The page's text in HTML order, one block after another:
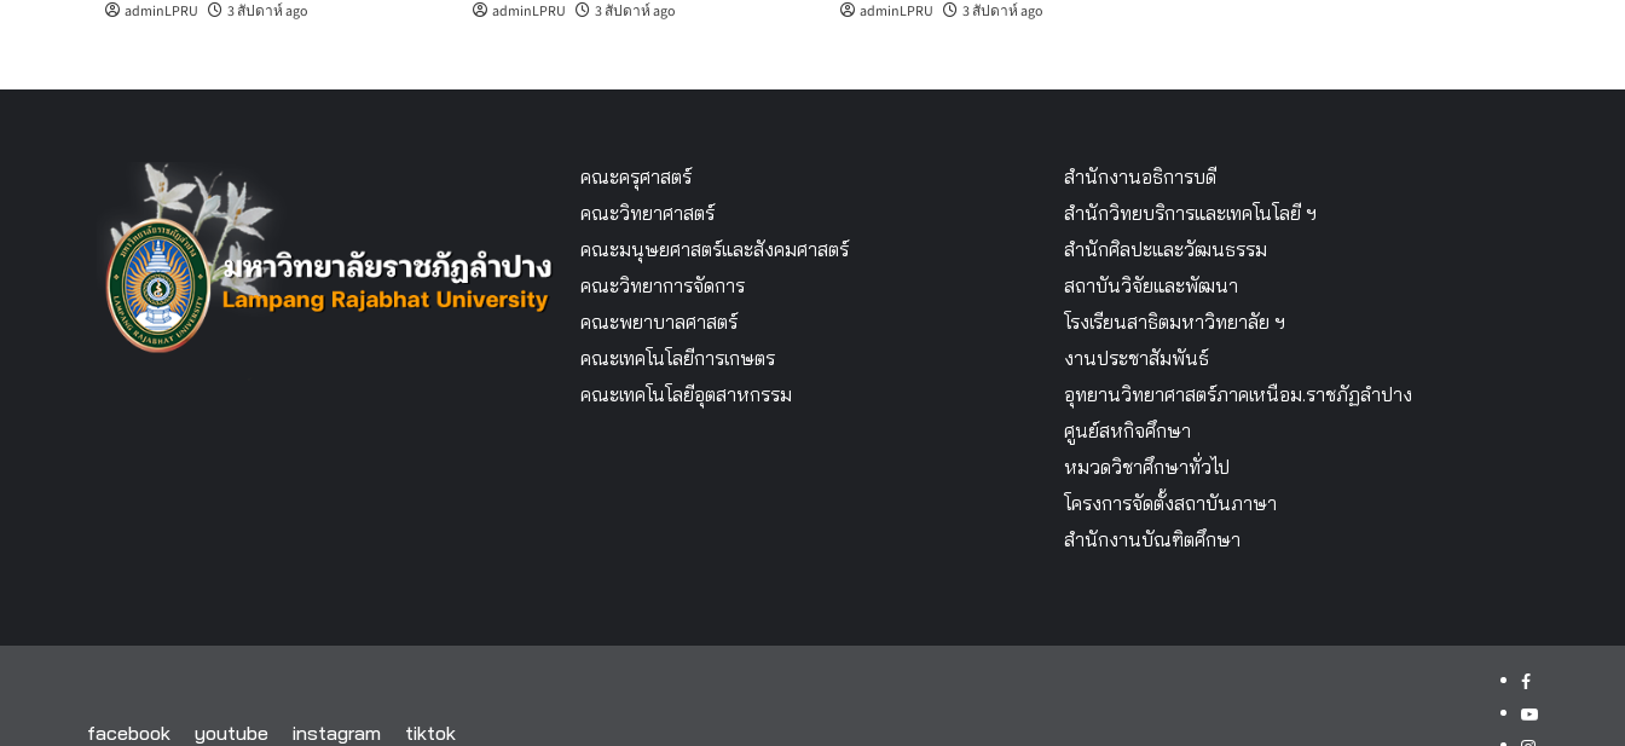
adminLPRU 3 สัปดาห์ ago adminLPRU 3 สัปดาห์ ago adminLPRU 3 สัปดาห์ ago
คณะครุศาสตร์
คณะวิทยาศาสตร์
คณะมนุษยศาสตร์และสังคมศาสตร์
คณะวิทยาการจัดการ
คณะพยาบาลศาสตร์
คณะเทคโนโลยีการเกษตร
คณะเทคโนโลยีอุตสาหกรรม
สำนักงานอธิการบดี
สำนักวิทยบริการและเทคโนโลยี ฯ
สำนักศิลปะและวัฒนธรรม
สถาบันวิจัยและพัฒนา
โรงเรียนสาธิตมหาวิทยาลัย ฯ
งานประชาสัมพันธ์
อุทยานวิทยาศาสตร์ภาคเหนือม.ราชภัฏลำปาง
ศูนย์สหกิจศึกษา
หมวดวิชาศึกษาทั่วไป
โครงการจัดตั้งสถาบันภาษา
สำนักงานบัณฑิตศึกษา
facebook youtube instagram tiktok
facebook
youtube
instagram